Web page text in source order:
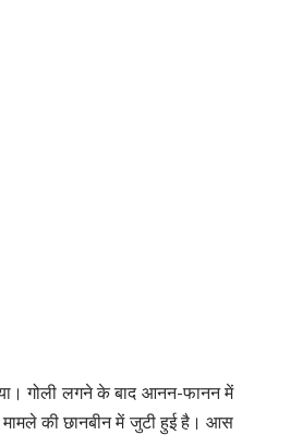
गोली लगने के बाद आनन-फानन में
मामले की छानबीन में जुटी हुई है। आस